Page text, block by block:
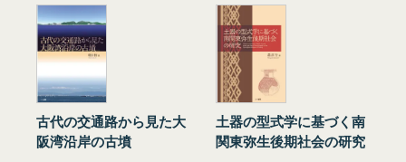
古代の交通路から見た大
阪湾沿岸の古墳
土器の型式学に基づく南
関東弥生後期社会の研究